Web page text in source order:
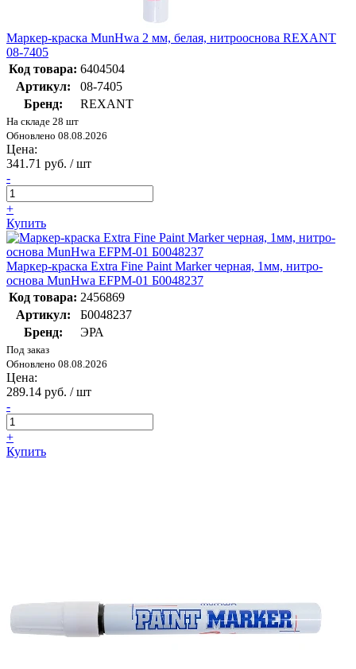
Маркер-краска MunHwa 2 мм, белая, нитрооснова REXANT
08-7405
Код товара: 6404504
Артикул:
08-7405
Бренд:
REXANT
На складе 28 шт
Обновлено 08.08.2026
Цена:
341.71 руб. / шт
-
+
Купить
Маркер-краска Extra Fine Paint Marker черная, 1мм, нитро-
основа MunHwa EFPM-01 Б0048237
Код товара: 2456869
Артикул:
Б0048237
Бренд:
ЭРА
Под заказ
Обновлено 08.08.2026
Цена:
289.14 руб. / шт
-
+
Купить